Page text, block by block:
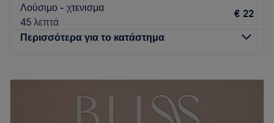
Λούσιμο - χτενισμα
45 λεπτά
€ 22
Περισσότερα για το κατάστημα
09:00
09:00